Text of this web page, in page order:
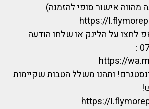
אישור סופי להזמנה)
https://
לחצו על הלינק או שלחו הודעה
https://
ותהנו משלל הטבות שקיימות
https://